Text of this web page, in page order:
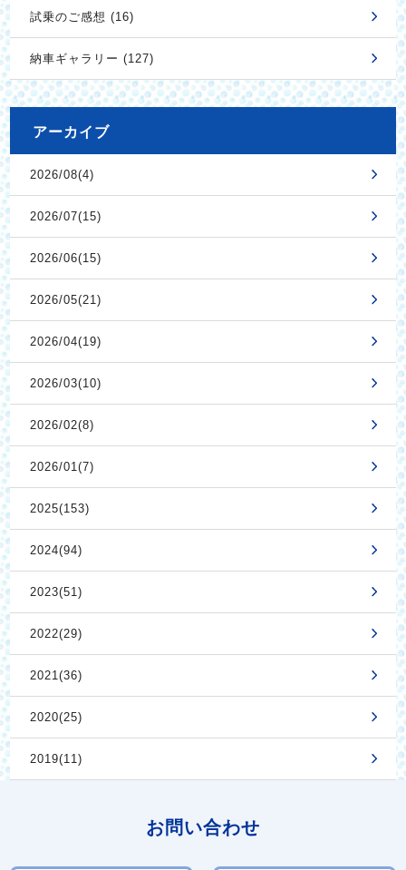
試乗のご感想 (16)
納車ギャラリー (127)
アーカイブ
2026/08(4)
2026/07(15)
2026/06(15)
2026/05(21)
2026/04(19)
2026/03(10)
2026/02(8)
2026/01(7)
2025(153)
2024(94)
2023(51)
2022(29)
2021(36)
2020(25)
2019(11)
お問い合わせ